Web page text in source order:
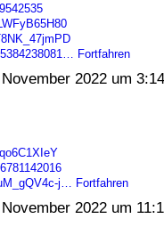
Fortfahren
2022 um
j…
Fortfahren
2022 um